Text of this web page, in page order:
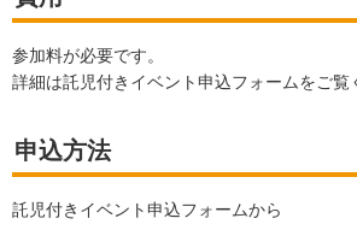
参加料が必要です。
詳細は託児付きイベント申込フォームをご覧
申込方法
託児付きイベント申込フォームから